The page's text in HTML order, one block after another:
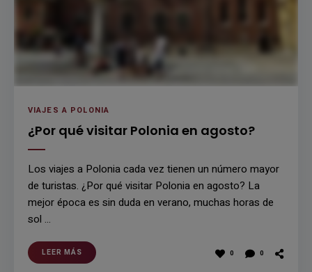
VIAJES A POLONIA
¿Por qué visitar Polonia en agosto?
Los viajes a Polonia cada vez tienen un número mayor
de turistas. ¿Por qué visitar Polonia en agosto? La
mejor época es sin duda en verano, muchas horas de
sol …
LEER MÁS 0 0